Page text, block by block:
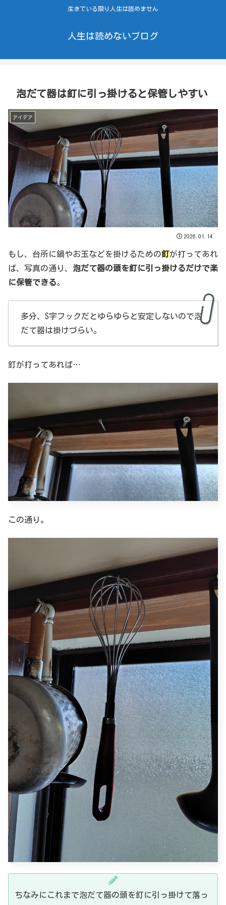
生きている限り人生は読めません
人生は読めないブログ
泡だて器は釘に引っ掛けると保管しやすい
アイデア
2026.01.14
もし、台所に鍋やお玉などを掛けるための釘が打ってあれ
ば、写真の通り、 泡だて器の頭を釘に引っ掛けるだけで楽
に保管できる。
多分、S字フックだとゆらゆらと安定しないので泡
だて器は掛けづらい。
釘が打ってあれば…
この通り。
ちなみにこれまで泡だて器の頭を釘に引っ掛けて落っ